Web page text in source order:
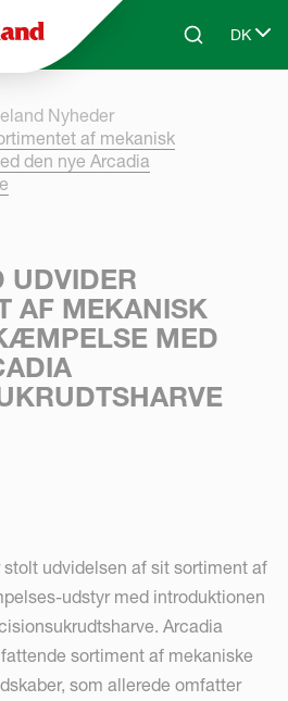
Skip to main contentSearchDK
Select
Nyheder
af mekanisk
den nye Arcadia
UDVIDER
AF MEKANISK
MED
udvidelsen af sit sortiment af
udstyr med introduktionen
Arcadia
sortiment af mekaniske
som allerede omfatter